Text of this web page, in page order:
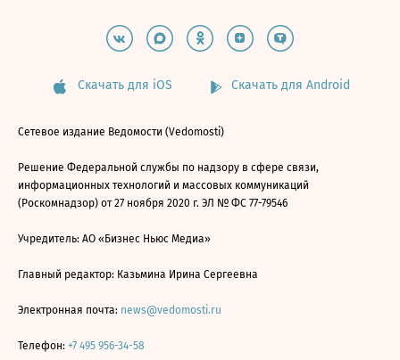
Скачать для iOS Скачать для Android
Сетевое издание Ведомости (Vedomosti)
Решение Федеральной службы по надзору в сфере связи,
информационных технологий и массовых коммуникаций
(Роскомнадзор) от 27 ноября 2020 г. ЭЛ № ФС 77-79546
Учредитель: АО «Бизнес Ньюс Медиа»
Главный редактор: Казьмина Ирина Сергеевна
Электронная почта: news@vedomosti.ru
Телефон: +7 495 956-34-58